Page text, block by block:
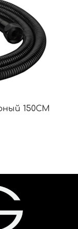
150CM